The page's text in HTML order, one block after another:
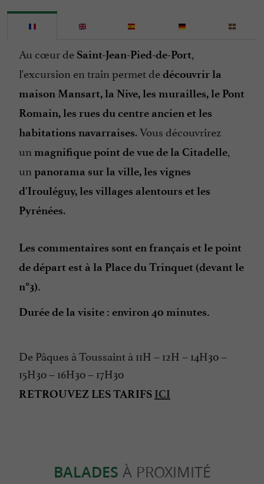
Au cœur de Saint-Jean-Pied-de-Port,
l'excursion en train permet dedécouvrir la
maison Mansart, la Nive, les murailles, le Pont
Romain, les rues du centre ancien et les
habitations navarraises. Vous découvrirez
un magnifique point de vue de la Citadelle,
un panorama sur la ville, les vignes
d'Irouléguy, les villages alentours et les
Pyrénées.
Les commentaires sont en français et le point
de départ est à la Place du Trinquet (devant le
n°3).
Durée de la visite : environ 40 minutes.
De Pâques à Toussaint à 11H – 12H – 14H30 –
15H30 – 16H30– 17H30
RETROUVEZ LES TARIFS ICI
BALADES À PROXIMITÉ